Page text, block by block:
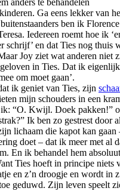
Ga eens lekker van
ben ik
Iedereen roemt hoe ik
schrijf’ en dat Ties nog thuis
Joy ziet wat anderen niet
in Ties. Dat ik
om moet gaan’.
ik geniet van Ties, zijn
mijn schouders in een
“O. Kwijl. Doek pakken!”
Ik ben zo gestrest door
lichaam die kapot kan gaan
doet – dat ik meer met al
En ik behandel hem
Ties hoeft in principe niets
en z’n droogje en wordt in
geduwd. Zijn leven speelt